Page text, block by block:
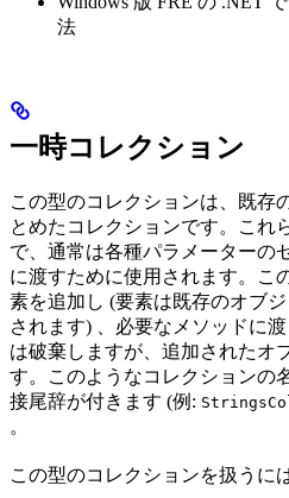
法
一時コレクション
この型のコレクションは、既存
とめたコレクションです。これ
で、通常は各種パラメーターの
に渡すために使用されます。こ
素を追加し (要素は既存のオブ
されます) 、必要なメソッドに
は破棄しますが、追加されたオ
す。このようなコレクションの
接尾辞が付きます (例:
。
この型のコレクションを扱うに